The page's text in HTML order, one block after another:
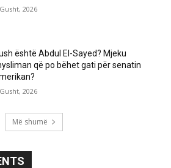
2026
është Abdul El-Sayed? Mjeku
që po bëhet gati për senatin
2026
Më shumë